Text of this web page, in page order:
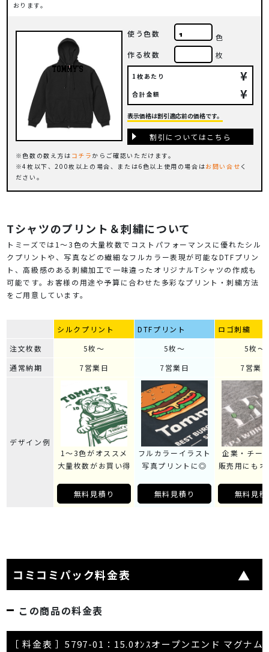
おります。
使う色数
色
作る枚数
枚
1枚あたり ¥
合計金額 ¥
色数の数え方は コチラからご確認いただけます。
4枚以下、200枚以上の場合、または6色以上使用の場合はお問い合せ く
ださい。
表示価格は割引適応前の価格です。
割引についてはこちら
Tシャツのプリント＆刺繍について
トミーズでは1～3色の大量枚数でコストパフォーマンスに優れたシル
クプリントや、写真などの繊細なフルカラー表現が可能なDTFプリン
ト、高級感のある刺繍加工で一味違ったオリジナルTシャツの作成も
可能です。お客様の用途や予算に合わせた多彩なプリント・刺繍方法
をご用意しています。
シルクプリント DTFプリント
ロゴ刺繍
注文枚数
5枚～ 5枚～
5枚～
通常納期
7営業日 7営業日 7営業
デザイン例
1～3色がオススメ
大量枚数がお買い得
無料見積り
フルカラーイラスト
写真プリントに◎
無料見積り
企業・チー
販売用にも
無料見積
コミコミパック料金表
この商品の料金表
［ 料金表 ］5797-01：15.0ｵﾝｽオープンエンド マグナ